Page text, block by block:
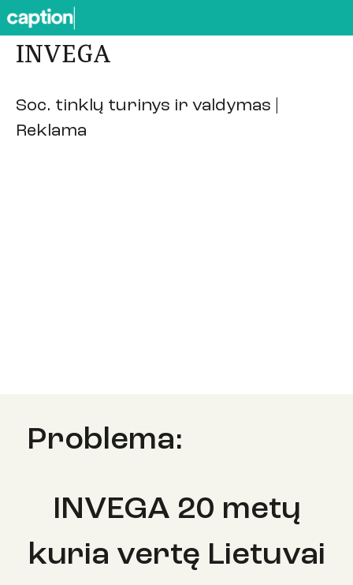
INVEGA
Soc. tinklų turinys ir valdymas |
Reklama
Problema:
INVEGA 20 metų
kuria vertę Lietuvai